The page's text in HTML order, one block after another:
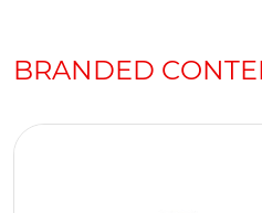
BRANDED